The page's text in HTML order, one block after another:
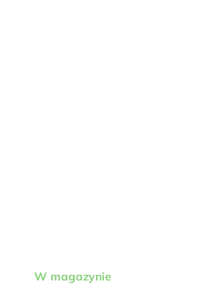
W magazynie